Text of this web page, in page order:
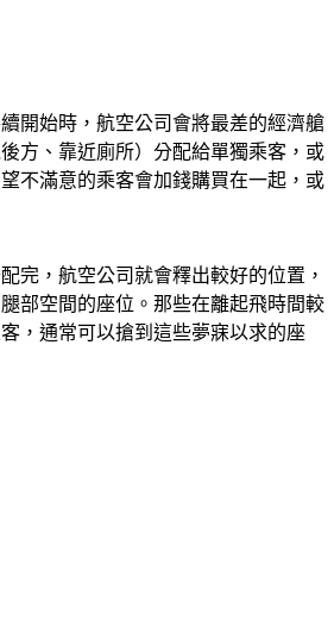
開始時，航空公司會將最差的經濟艙
方、靠近廁所）分配給單獨乘客，或
不滿意的乘客會加錢購買在一起，或
完，航空公司就會釋出較好的位置，
部空間的座位。那些在離起飛時間較
，通常可以搶到這些夢寐以求的座